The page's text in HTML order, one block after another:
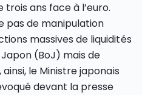
trois ans face à l’euro.
pas de manipulation
massives de liquidités
(BoJ) mais de
ainsi, le Ministre japonais
devant la presse